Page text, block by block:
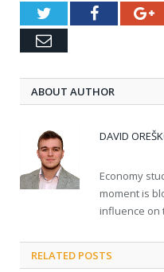
TwitterFacebook
Email
ABOUT AUTHOR
DAVID
Economy
moment is
influence on
RELATED POSTS